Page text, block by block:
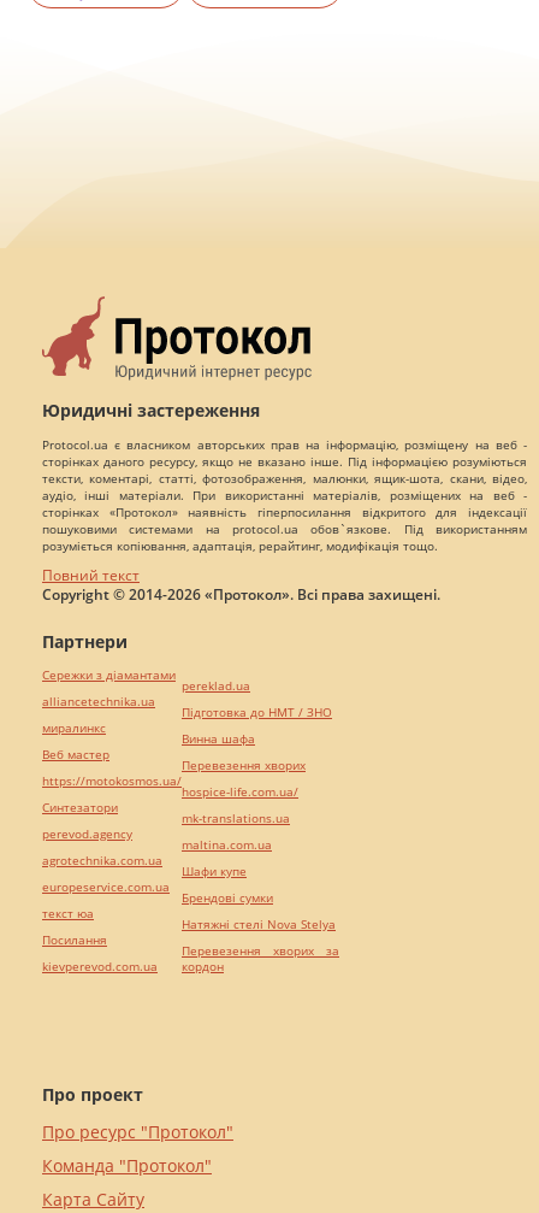
Юридичні застереження
Protocol.ua є власником авторських прав на інформацію, розміщену на веб -
сторінках даного ресурсу, якщо не вказано інше. Під інформацією розуміються
тексти, коментарі, статті, фотозображення, малюнки, ящик-шота, скани, відео,
аудіо, інші матеріали. При використанні матеріалів, розміщених на веб -
сторінках «Протокол» наявність гіперпосилання відкритого для індексації
пошуковими системами на protocol.ua обов`язкове. Під використанням
розуміється копіювання, адаптація, рерайтинг, модифікація тощо.
Повний текст
Copyright © 2014-2026 «Протокол». Всі права захищені.
Про проект
Про ресурс "Протокол"
Команда "Протокол"
Карта Сайту
Партнери
Сережки з діамантами
alliancetechnika.ua
миралинкс
Веб мастер
https://motokosmos.ua/
Синтезатори
perevod.agency
agrotechnika.com.ua
europeservice.com.ua
текст юа
Посилання
kievperevod.com.ua
pereklad.ua
Підготовка до НМТ / ЗНО
Винна шафа
Перевезення хворих
hospice-life.com.ua/
mk-translations.ua
maltina.com.ua
Шафи купе
Брендові сумки
Натяжні стелі Nova Stelya
Перевезення хворих за
кордон